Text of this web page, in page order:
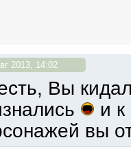
2013, 14:02
Вы
и
вы